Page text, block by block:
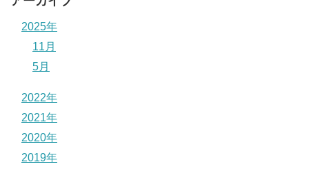
2025年
11月
5月
2022年
2021年
2020年
2019年